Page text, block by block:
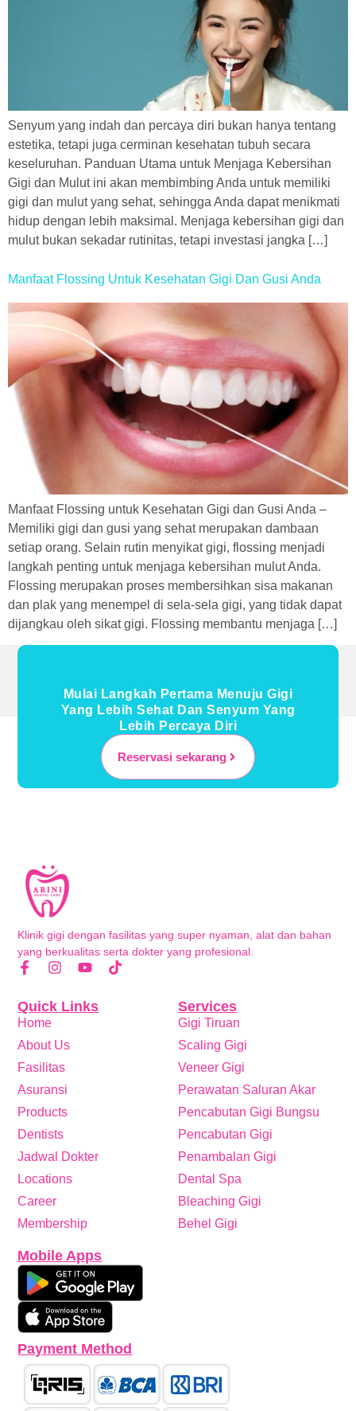
Senyum yang indah dan percaya diri bukan hanya tentang
estetika, tetapi juga cerminan kesehatan tubuh secara
keseluruhan. Panduan Utama untuk Menjaga Kebersihan
Gigi dan Mulut ini akan membimbing Anda untuk memiliki
gigi dan mulut yang sehat, sehingga Anda dapat menikmati
hidup dengan lebih maksimal. Menjaga kebersihan gigi dan
mulut bukan sekadar rutinitas, tetapi investasi jangka […]
Manfaat Flossing Untuk Kesehatan Gigi Dan Gusi Anda
Manfaat Flossing untuk Kesehatan Gigi dan Gusi Anda –
Memiliki gigi dan gusi yang sehat merupakan dambaan
setiap orang. Selain rutin menyikat gigi, flossing menjadi
langkah penting untuk menjaga kebersihan mulut Anda.
Flossing merupakan proses membersihkan sisa makanan
dan plak yang menempel di sela-sela gigi, yang tidak dapat
dijangkau oleh sikat gigi. Flossing membantu menjaga […]
Mulai Langkah Pertama Menuju Gigi
Yang Lebih Sehat Dan Senyum Yang
Lebih Percaya Diri
Reservasi sekarang
Klinik gigi dengan fasilitas yang super nyaman, alat dan bahan
yang berkualitas serta dokter yang profesional.
Services
Gigi Tiruan
Scaling Gigi
Veneer Gigi
Perawatan Saluran Akar
Pencabutan Gigi Bungsu
Pencabutan Gigi
Penambalan Gigi
Dental Spa
Bleaching Gigi
Behel Gigi
Quick Links
Home
About Us
Fasilitas
Asuransi
Products
Dentists
Jadwal Dokter
Locations
Career
Membership
Mobile Apps
Payment Method